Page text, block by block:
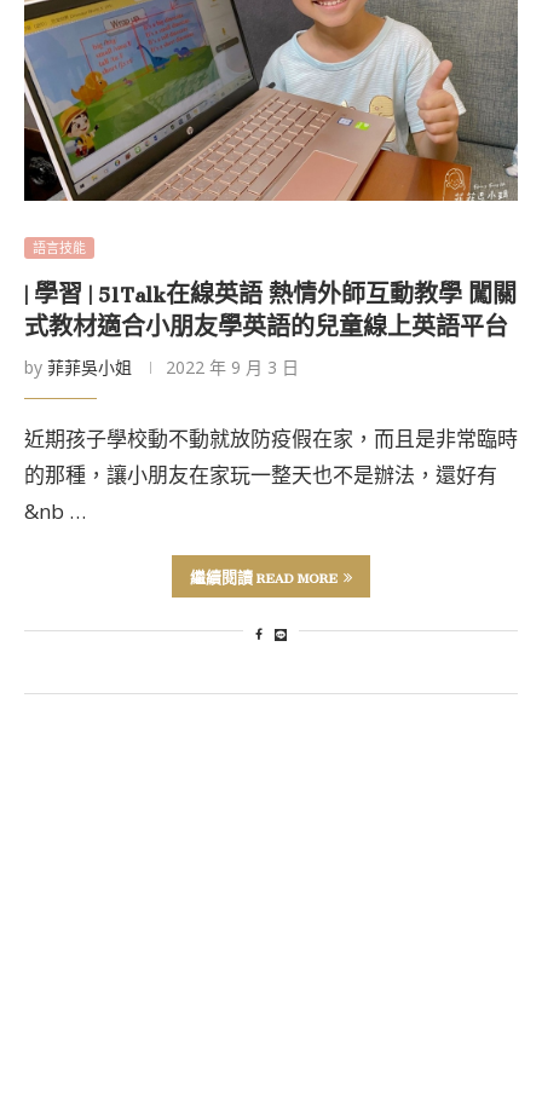
語言技能
| 學習 | 51Talk在線英語 熱情外師互動教學 闖關
式教材適合小朋友學英語的兒童線上英語平台
by 菲菲吳小姐 2022 年 9 月 3 日
近期孩子學校動不動就放防疫假在家，而且是非常臨時
的那種，讓小朋友在家玩一整天也不是辦法，還好有
&nb …
繼續閱讀 READ MORE